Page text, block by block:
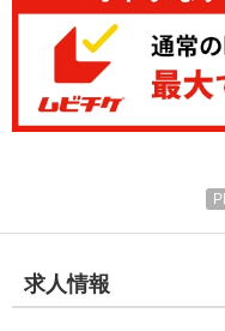
求人情報